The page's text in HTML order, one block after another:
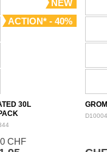
NEW
ACTION* - 40%
30L
CHF